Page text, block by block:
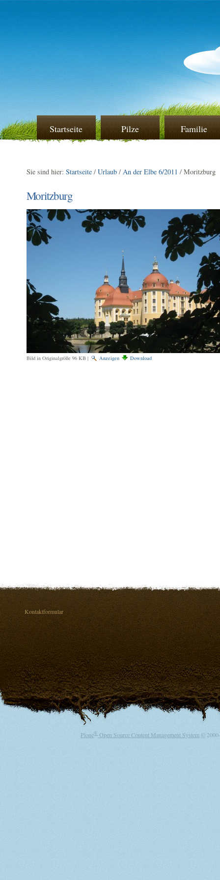
Startseite Pilze Familie
Sie sind hier: Startseite / Urlaub / An der Elbe 6/2011 / Moritzburg
Moritzburg
Bild in Originalgröße 96 KB | Anzeigen Download
Kontaktformular
Plone® Open Source Content Management System ©